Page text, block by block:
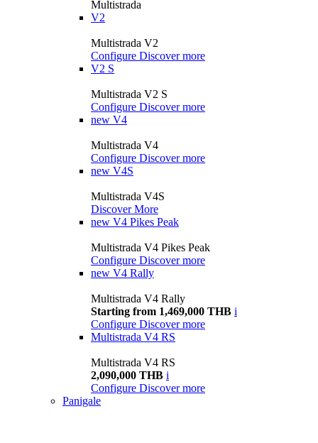
Multistrada
V2
Multistrada V2
Configure Discover more
V2 S
Multistrada V2 S
Configure Discover more
new V4
Multistrada V4
Configure Discover more
new V4S
Multistrada V4S
Discover More
new V4 Pikes Peak
Multistrada V4 Pikes Peak
Configure Discover more
new V4 Rally
Multistrada V4 Rally
Starting from 1,469,000 THB i
Configure Discover more
Multistrada V4 RS
Multistrada V4 RS
2,090,000 THB i
Configure Discover more
Panigale